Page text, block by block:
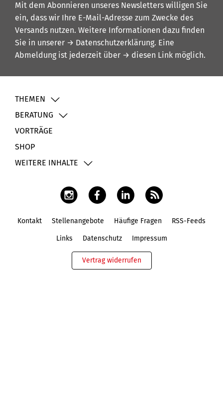
Mit dem Abonnieren unseres Newsletters willigen Sie
ein, dass wir Ihre E-Mail-Adresse zum Zwecke des
Versands nutzen. Weitere Informationen dazu finden
Sie in unserer → Datenschutzerklärung. Eine
Abmeldung ist jederzeit über → diesen Link möglich.
THEMEN
BERATUNG
VORTRÄGE
SHOP
WEITERE INHALTE
Kontakt Stellenangebote Häufige Fragen RSS-Feeds
Links Datenschutz Impressum
Vertrag widerrufen